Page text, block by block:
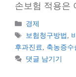
손보험 적용은
카
테
리
경제
태
그
보험청구방법 ,
후과진료, 축농증수
댓글 남기기